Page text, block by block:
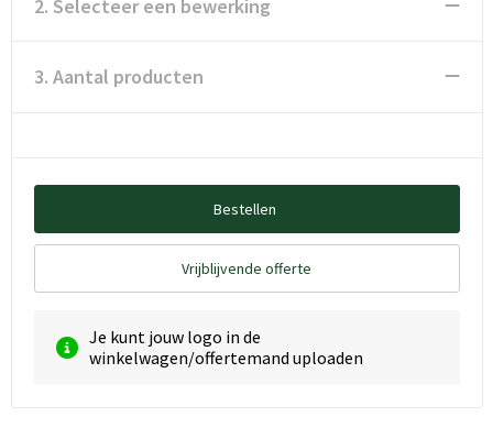
2. Selecteer een bewerking
3. Aantal producten
Bestellen
Vrijblijvende offerte
Je kunt jouw logo in de
winkelwagen/offertemand uploaden